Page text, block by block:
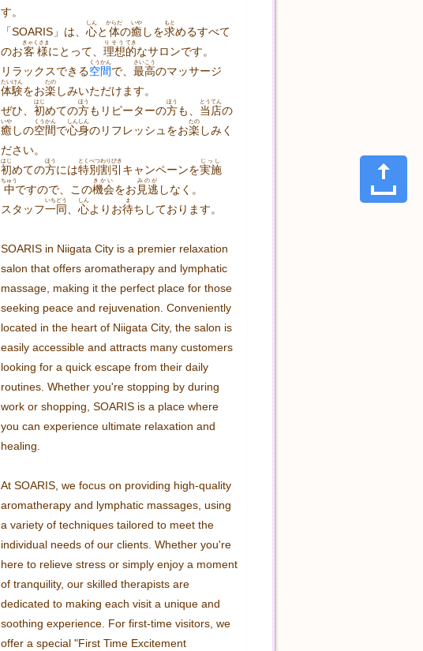
す。
「SOARIS」は、 心
しん
と 体
からだ
の癒
いや
しを求
もと
めるすべて
のお客様
きゃくさま
にとって、 理想
りそう
的
てき
なサロンです。
リラックスできる空間
くうかん
で、 最高
さいこう
のマッサージ
体験
たいけん
をお楽
たの
しみいただけます。
ぜひ、 初
はじ
めての方
ほう
もリピーターの方
ほう
も、 当店
とうてん
の
癒
いや
しの空間
くうかん
で心身
しんしん
のリフレッシュをお楽
たの
しみく
ださい。
初
はじ
めての方
ほう
には特別
とくべつ
割引
わりびき
キャンペーンを実施
じっし
中
ちゅう
ですので、この機会
きかい
をお 見逃
みのが
しなく。
スタッフ一同
いちどう
、 心
しん
よりお待
ま
ちしております。
SOARIS in Niigata City is a premier relaxation
salon that offers aromatherapy and lymphatic
massage, making it the perfect place for those
seeking peace and rejuvenation. Conveniently
located in the heart of Niigata City, the salon is
easily accessible and attracts many customers
looking for a quick escape from their daily
routines. Whether you're stopping by during
work or shopping, SOARIS is a place where
you can experience ultimate relaxation and
healing.
At SOARIS, we focus on providing high-quality
aromatherapy and lymphatic massages, using
a variety of techniques tailored to meet the
individual needs of our clients. Whether you're
here to relieve stress or simply enjoy a moment
of tranquility, our skilled therapists are
dedicated to making each visit a unique and
soothing experience. For first-time visitors, we
offer a special "First Time Excitement